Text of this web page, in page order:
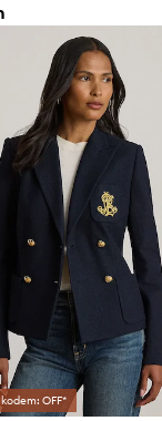
OFF*